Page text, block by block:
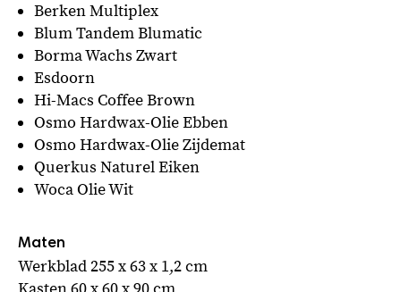
Berken Multiplex
Blum Tandem Blumatic
Borma Wachs Zwart
Esdoorn
Hi-Macs Coffee Brown
Osmo Hardwax-Olie Ebben
Osmo Hardwax-Olie Zijdemat
Querkus Naturel Eiken
Woca Olie Wit
Werkblad 255 x 63 x 1,2 cm